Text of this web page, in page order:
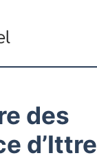
des
d’Ittre